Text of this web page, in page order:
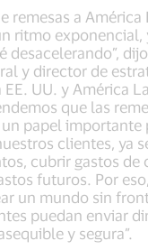
remesas a América
ritmo exponencial,
desacelerando”,
y director de
EE. UU. y América
que las
papel importante
clientes, ya
cubrir gastos de
futuros. Por
un mundo sin
puedan enviar
y segura”.